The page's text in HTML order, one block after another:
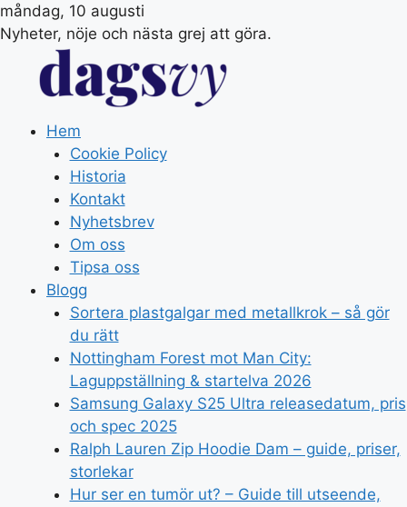
måndag, 10 augusti
Nyheter, nöje och nästa grej att göra.
Hem
Cookie Policy
Historia
Kontakt
Nyhetsbrev
Om oss
Tipsa oss
Blogg
Sortera plastgalgar med metallkrok – så gör
du rätt
Nottingham Forest mot Man City:
Laguppställning & startelva 2026
Samsung Galaxy S25 Ultra releasedatum, pris
och spec 2025
Ralph Lauren Zip Hoodie Dam – guide, priser,
storlekar
Hur ser en tumör ut? – Guide till utseende,